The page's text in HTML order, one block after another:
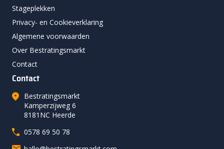
Stageplekken
Privacy- en Cookieverklaring
Algemene voorwaarden
Over Bestratingsmarkt
Contact
Contact
Bestratingsmarkt
Kamperzijweg 6
8181NC Heerde
0578 69 50 78